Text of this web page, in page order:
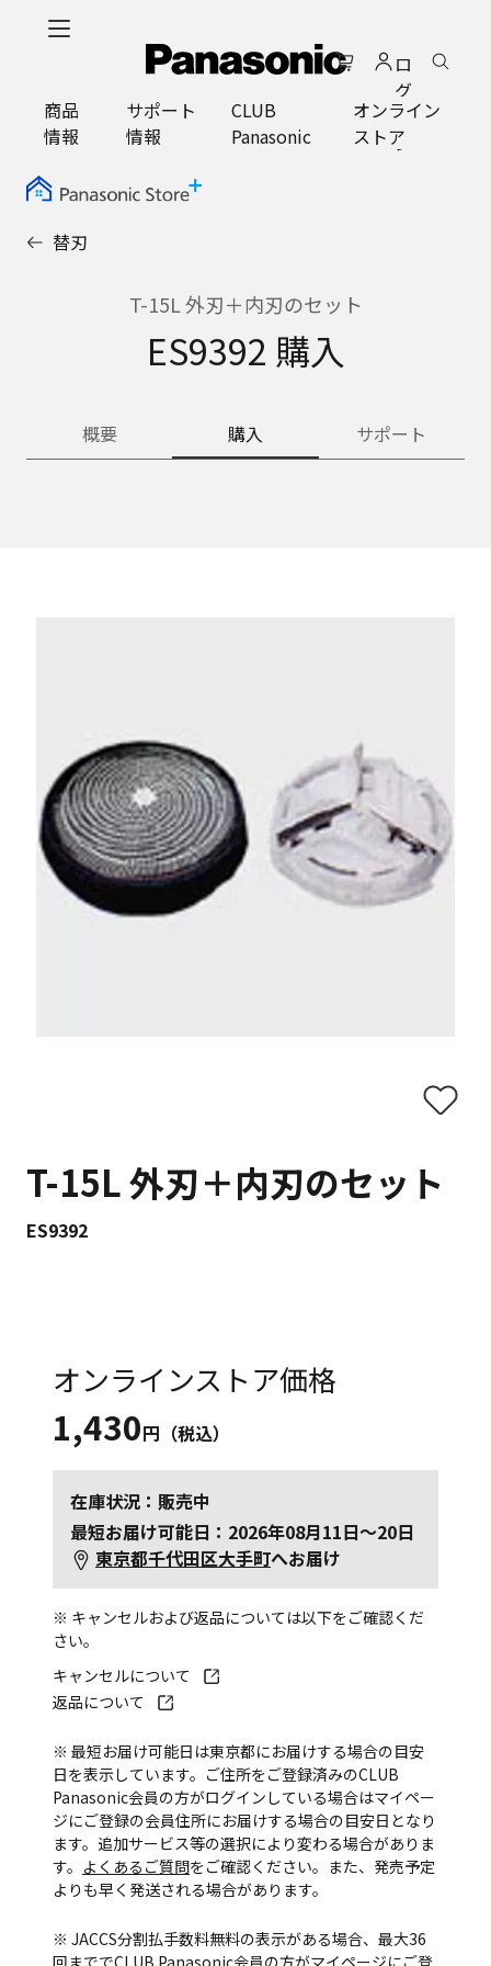
ロ
グ
イ
ン
商品
情報
サポート
情報
CLUB
Panasonic
オンライン
ストア
替刃
T-15L 外刃＋内刃のセット
ES9392 購入
概要 購入 サポート
T-15L 外刃＋内刃のセット
ES9392
オンラインストア価格
1,430円（税込）
在庫状況：販売中
最短お届け可能日：2026年08月11日～20日
東京都千代田区大手町へお届け
※ キャンセルおよび返品については以下をご確認くだ
さい。
キャンセルについて
返品について
※ 最短お届け可能日は東京都にお届けする場合の目安
日を表示しています。ご住所をご登録済みのCLUB
Panasonic会員の方がログインしている場合はマイペー
ジにご登録の会員住所にお届けする場合の目安日となり
ます。追加サービス等の選択により変わる場合がありま
す。 よくあるご質問をご確認ください。また、発売予定
よりも早く発送される場合があります。
※ JACCS分割払手数料無料の表示がある場合、最大36
回まででCLUB Panasonic会員の方がマイページにご登